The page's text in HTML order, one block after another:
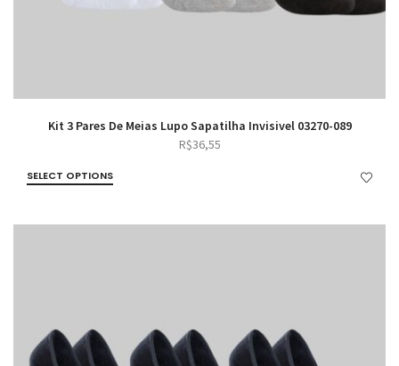
Kit 3 Pares De Meias Lupo Sapatilha Invisivel 03270-089
R$36,55
SELECT OPTIONS